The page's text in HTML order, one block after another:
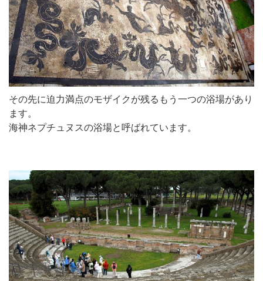
その先に迫力満点のモザイクが残るもう一つの浴場があり
ます。
海神ネプチュヌスの浴場と呼ばれています。